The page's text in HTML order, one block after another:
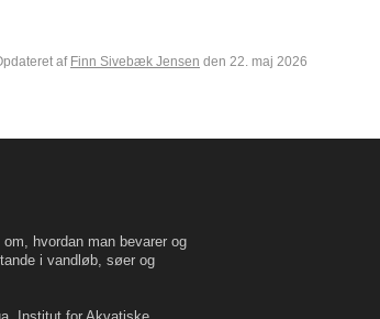
af Finn Sivebæk Jensen den 22. maj 2026
hvordan man bevarer og
i vandløb, søer og